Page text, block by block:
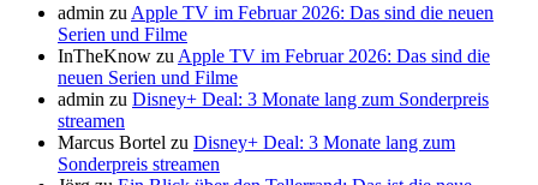
admin zu Apple TV im Februar 2026: Das sind die neuen
Serien und Filme
InTheKnow zu Apple TV im Februar 2026: Das sind die
neuen Serien und Filme
admin zu Disney+ Deal: 3 Monate lang zum Sonderpreis
streamen
Marcus Bortel zu Disney+ Deal: 3 Monate lang zum
Sonderpreis streamen